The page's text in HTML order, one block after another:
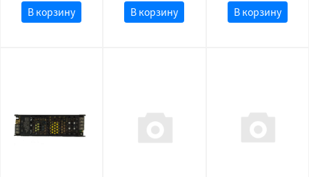
В корзину В корзину В корзину